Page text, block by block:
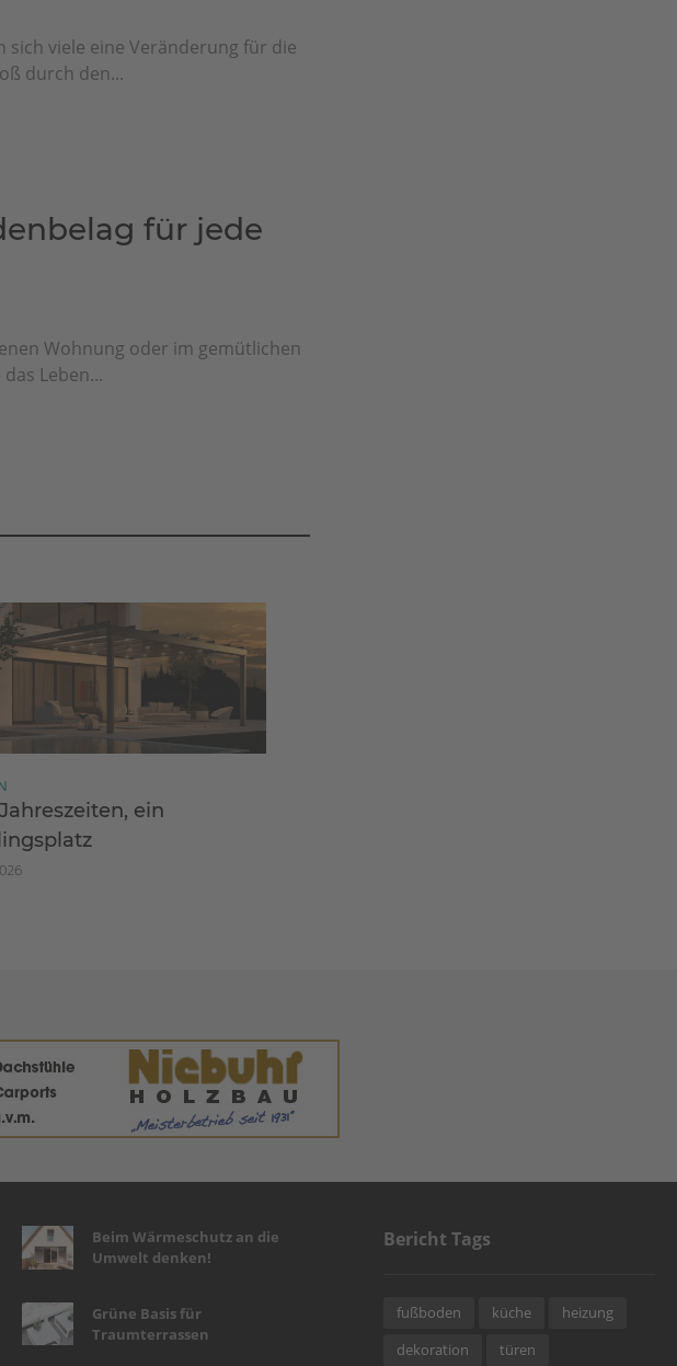
sich viele eine Veränderung für die
durch den...
für jede
Wohnung oder im gemütlichen
Leben...
ein
Beim Wärmeschutz an die
Umwelt denken!
Grüne Basis für
Traumterrassen
Bericht Tags
fußboden küche
heizung
dekoration
türen